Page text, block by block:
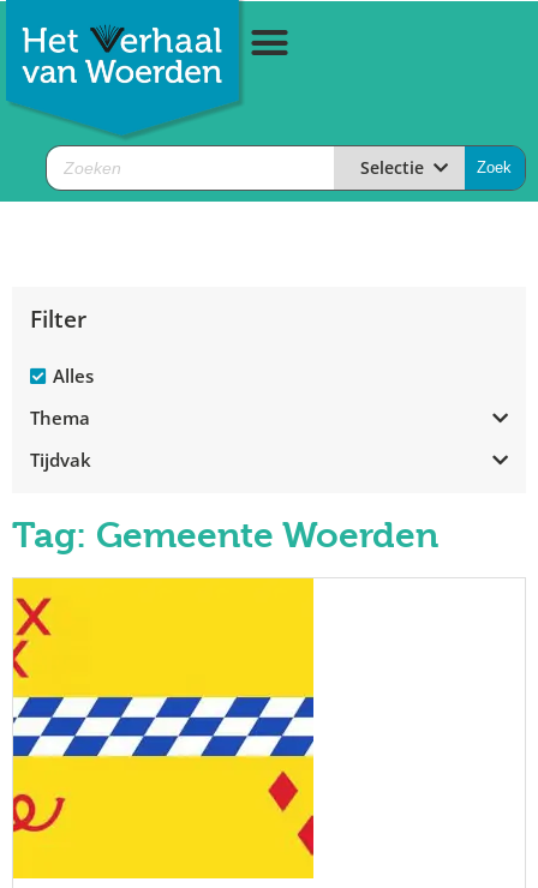
Selectie
Filter
Alles
Thema
Tijdvak
Tag: Gemeente Woerden